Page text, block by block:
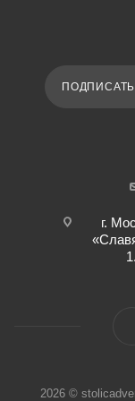
г.
2026 ©